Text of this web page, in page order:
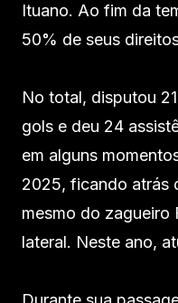
Ituano. Ao fim da
50% de seus
No total, disputou
gols e deu 24
em alguns
2025, ficando atrás
mesmo do zagueiro
lateral. Neste ano,